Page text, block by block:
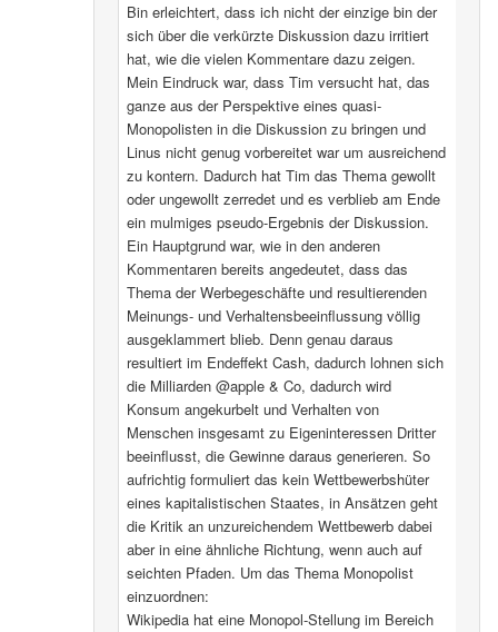
Bin erleichtert, dass ich nicht der einzige bin der
sich über die verkürzte Diskussion dazu irritiert
hat, wie die vielen Kommentare dazu zeigen.
Mein Eindruck war, dass Tim versucht hat, das
ganze aus der Perspektive eines quasi-
Monopolisten in die Diskussion zu bringen und
Linus nicht genug vorbereitet war um ausreichend
zu kontern. Dadurch hat Tim das Thema gewollt
oder ungewollt zerredet und es verblieb am Ende
ein mulmiges pseudo-Ergebnis der Diskussion.
Ein Hauptgrund war, wie in den anderen
Kommentaren bereits angedeutet, dass das
Thema der Werbegeschäfte und resultierenden
Meinungs- und Verhaltensbeeinflussung völlig
ausgeklammert blieb. Denn genau daraus
resultiert im Endeffekt Cash, dadurch lohnen sich
die Milliarden @apple & Co, dadurch wird
Konsum angekurbelt und Verhalten von
Menschen insgesamt zu Eigeninteressen Dritter
beeinflusst, die Gewinne daraus generieren. So
aufrichtig formuliert das kein Wettbewerbshüter
eines kapitalistischen Staates, in Ansätzen geht
die Kritik an unzureichendem Wettbewerb dabei
aber in eine ähnliche Richtung, wenn auch auf
seichten Pfaden. Um das Thema Monopolist
einzuordnen:
Wikipedia hat eine Monopol-Stellung im Bereich